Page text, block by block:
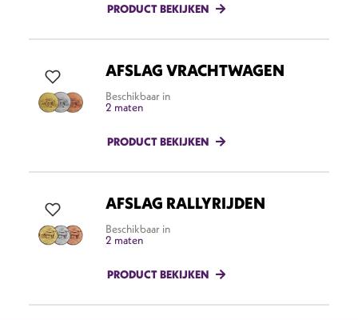
PRODUCT BEKIJKEN
AFSLAG VRACHTWAGEN
Beschikbaar in
2 maten
PRODUCT BEKIJKEN
AFSLAG RALLYRIJDEN
Beschikbaar in
2 maten
PRODUCT BEKIJKEN